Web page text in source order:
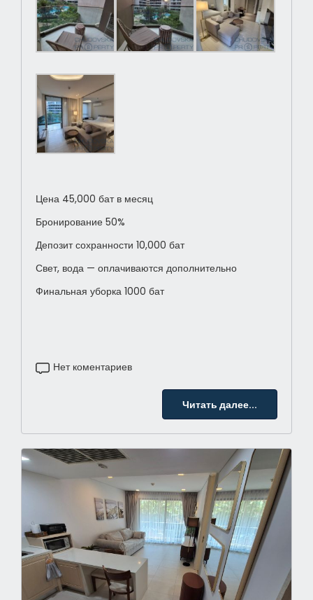
Цена 45,000 бат в месяц
Бронирование 50%
Депозит сохранности 10,000 бат
Свет, вода — оплачиваются дополнительно
Финальная уборка 1000 бат
Нет коментариев
Читать далее...